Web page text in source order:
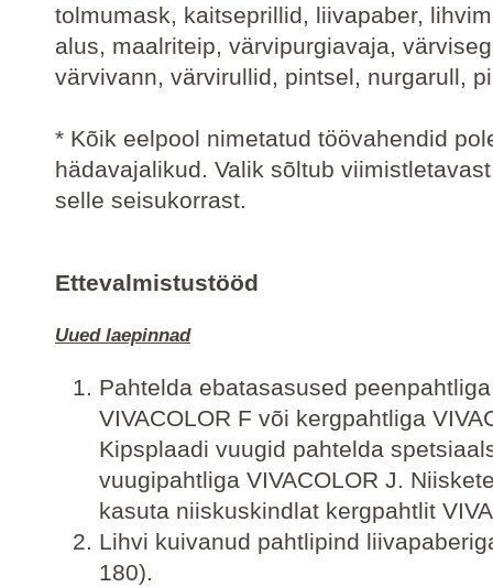
tolmumask, kaitseprillid, liivapaber,
alus, maalriteip, värvipurgiavaja,
värvivann, värvirullid, pintsel, nurgarull,
* Kõik eelpool nimetatud töövahendid
hädavajalikud. Valik sõltub
selle seisukorrast.
Ettevalmistustööd
Uued laepinnad
Pahtelda ebatasasused peenpahtliga
VIVACOLOR F või kergpahtliga
Kipsplaadi vuugid pahtelda
vuugipahtliga VIVACOLOR J.
kasuta niiskuskindlat kergpahtlit
Lihvi kuivanud pahtlipind
180).